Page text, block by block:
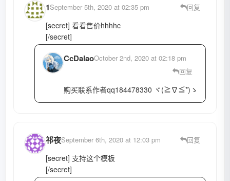
1September 5th, 2020 at 02:35 pm 回复
[secret] 看看售价hhhhc
[/secret]
CcDalaoOctober 2nd, 2020 at 02:18 pm
回复
购买联系作者qq184478330 ヾ(≧∇≦*)ゝ
祁夜September 6th, 2020 at 12:03 pm 回复
[secret] 支持这个模板
[/secret]